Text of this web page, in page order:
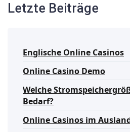
Letzte Beiträge
Englische Online Casinos
Online Casino Demo
Welche
Bedarf?
Online Casinos im